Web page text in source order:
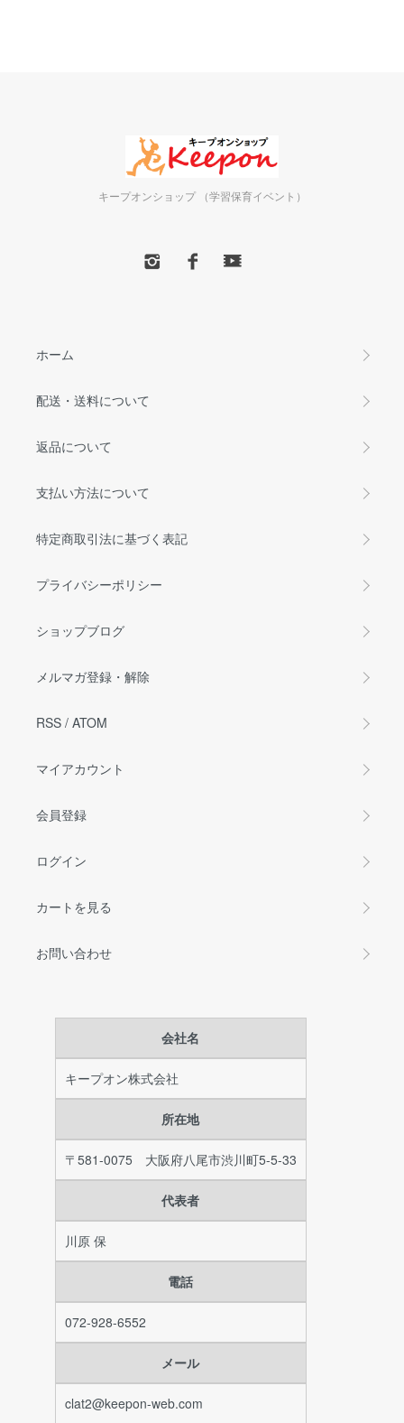
キープオンショップ （学習保育イベント）
ホーム
配送・送料について
返品について
支払い方法について
特定商取引法に基づく表記
プライバシーポリシー
ショップブログ
メルマガ登録・解除
RSS / ATOM
マイアカウント
会員登録
ログイン
カートを見る
お問い合わせ
会社名
キープオン株式会社
所在地
〒581-0075 大阪府八尾市渋川町5-5-33
代表者
川原 保
電話
072-928-6552
メール
clat2@keepon-web.com